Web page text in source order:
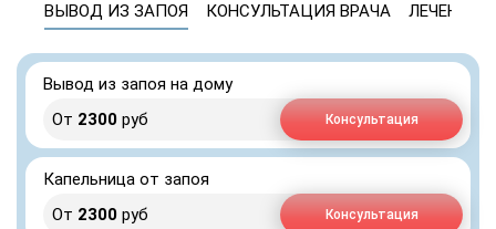
ВЫВОД ИЗ ЗАПОЯ КОНСУЛЬТАЦИЯ ВРАЧА ЛЕЧЕНИЕ
Вывод из запоя на дому
От 2300 руб Консультация
Капельница от запоя
От 2300 руб Консультация